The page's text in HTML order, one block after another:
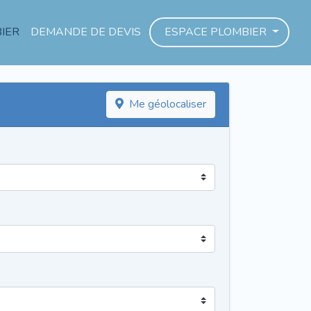
DEMANDE DE DEVIS ESPACE PLOMBIER
Me géolocaliser